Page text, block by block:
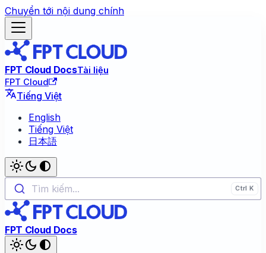
Chuyển tới nội dung chính
FPT Cloud DocsTài liệu
FPT Cloud
Tiếng Việt
English
Tiếng Việt
日本語
Tìm kiếm...
FPT Cloud Docs